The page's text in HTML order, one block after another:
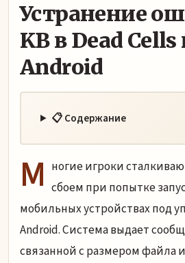
Устранение
KB в Dead Cells
Android
📋 Содержание
М ногие игроки
сбоем при попытке
мобильных устройствах под
Android. Система выдает
связанной с размером файла